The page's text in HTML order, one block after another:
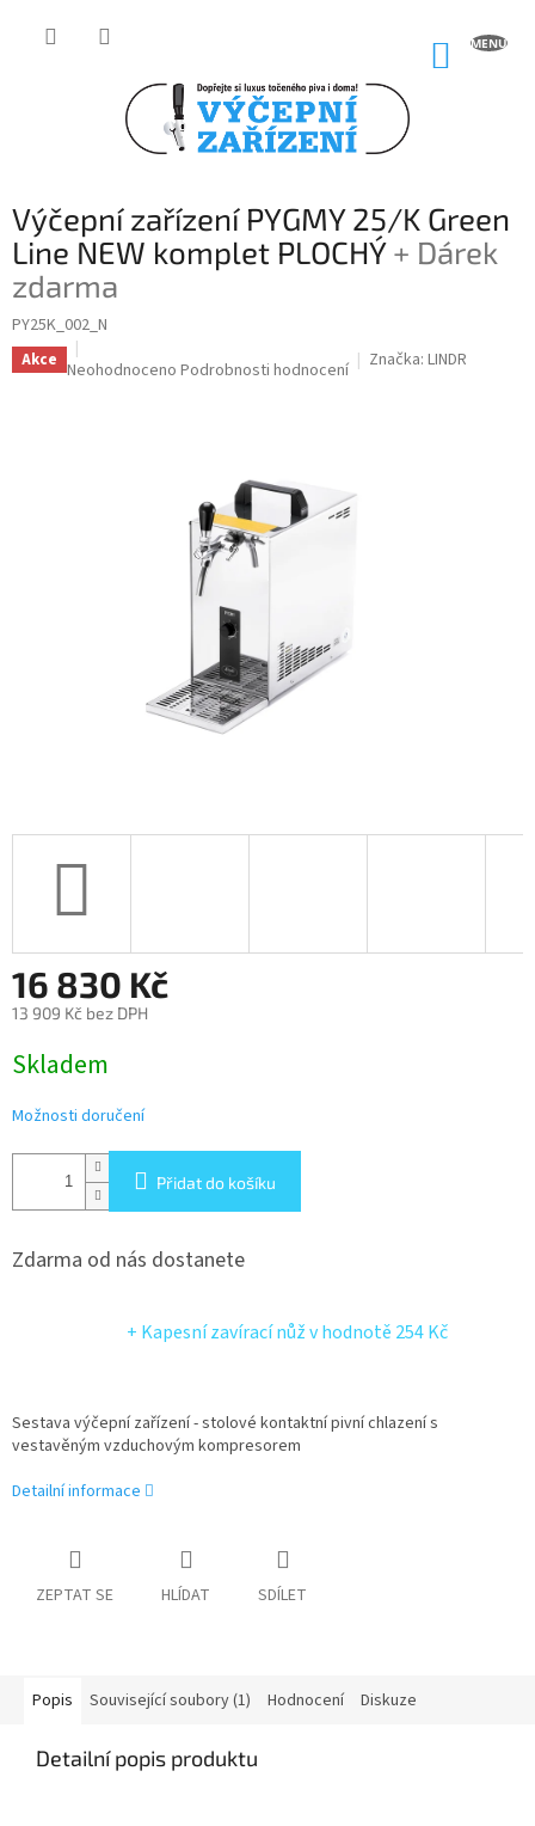
Výčepní zařízení PYGMY 25/K Green
Line NEW komplet PLOCHÝ+ Dárek
zdarma
PY25K_002_N
Akce Průměrné
Neohodnoceno Podrobnosti hodnocení Značka: LINDR
16 830 Kč
13 909 Kč bez DPH
cena:
Skladem
Možnosti doručení
Přidat do košíku
Zdarma od nás dostanete
+ Kapesní zavírací nůžv hodnotě 254 Kč
Sestava výčepní zařízení - stolové kontaktní pivní chlazení s
vestavěným vzduchovým kompresorem
Detailní informace
ZEPTAT SE HLÍDAT SDÍLET
Popis Související soubory (1) Hodnocení Diskuze
Detailní popis produktu